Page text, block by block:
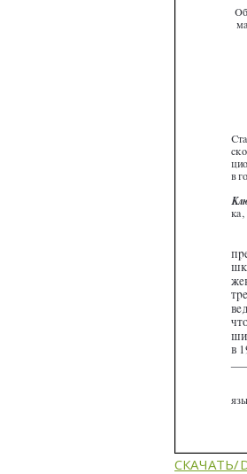
СКАЧАТЬ/